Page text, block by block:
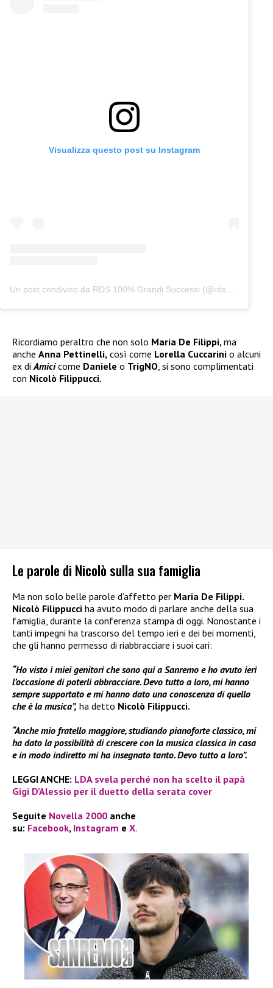
Visualizza questo post su Instagram
Ricordiamo peraltro che non solo Maria De Filippi, ma
anche Anna Pettinelli, così come Lorella Cuccarini o alcuni
ex di Amicicome Daniele o TrigNO , si sono complimentati
con Nicolò Filippucci.
Le parole di Nicolò sulla sua famiglia
Ma non solo belle parole d’affetto per Maria De Filippi.
Nicolò Filippucci ha avuto modo di parlare anche della sua
famiglia, durante la conferenza stampa di oggi. Nonostante i
tanti impegni ha trascorso del tempo ieri e dei bei momenti,
che gli hanno permesso di riabbracciare i suoi cari:
“Ho visto i miei genitori che sono qui a Sanremo e ho avuto ieri
l’occasione di poterli abbracciare. Devo tutto a loro, mi hanno
sempre supportato e mi hanno dato una conoscenza di quello
che è la musica”, ha detto Nicolò Filippucci.
“Anche mio fratello maggiore, studiando pianoforte classico, mi
ha dato la possibilità di crescere con la musica classica in casa
e in modo indiretto mi ha insegnato tanto. Devo tutto a loro”.
LEGGI ANCHE: LDA svela perché non ha scelto il papà
Gigi D’Alessio per il duetto della serata cover
Seguite Novella 2000 anche
su: Facebook, Instagram e X.